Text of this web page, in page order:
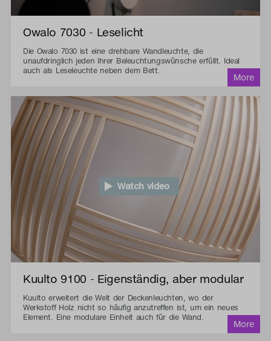
Owalo 7030 - Leselicht
Die Owalo 7030 ist eine drehbare Wandleuchte, die
unaufdringlich jeden Ihrer Beleuchtungswünsche erfüllt. Ideal
auch als Leseleuchte neben dem Bett.
Watch video
Kuulto 9100 - Eigenständig, aber modular
Kuulto erweitert die Welt der Deckenleuchten, wo der
Werkstoff Holz nicht so häufig anzutreffen ist, um ein neues
Element. Eine modulare Einheit auch für die Wand.